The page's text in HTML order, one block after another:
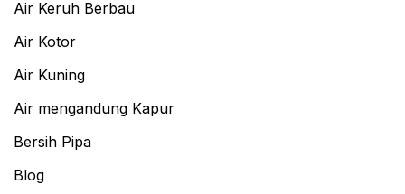
Air Keruh Berbau
Air Kotor
Air Kuning
Air mengandung Kapur
Bersih Pipa
Blog